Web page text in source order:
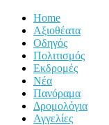
Home
Αξιοθέατα
Οδηγός
Πολιτισμός
Εκδρομές
Νέα
Πανόραμα
Δρομολόγια
Αγγελίες